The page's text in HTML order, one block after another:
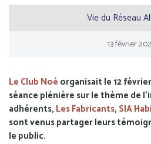
Vie du Réseau
13février
Le Club Noé organisait le 12
séance plénière sur le thème de
adhérents, Les Fabricants, SIA
sont venus partager leurs
le public.